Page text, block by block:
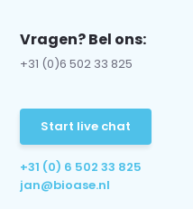
Vragen? Bel ons:
+31 (0)6 502 33 825
Start live chat
+31 (0) 6 502 33 825
jan@bioase.nl